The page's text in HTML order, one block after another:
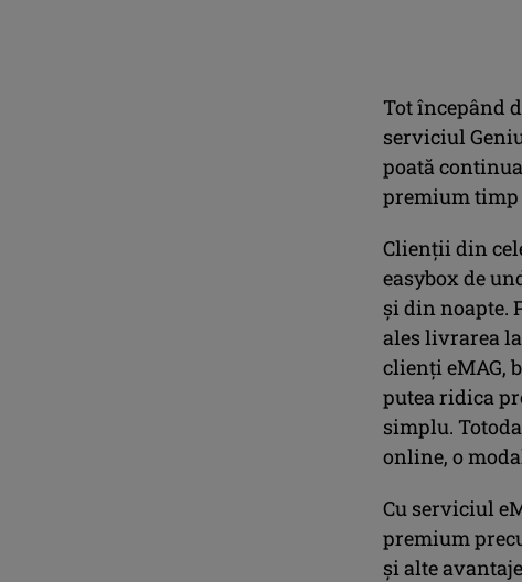
Tot începând
serviciul
poată
premium timp
Clienții din
easybox de
și din noapte.
ales livrarea
clienți eMAG,
putea ridica
simplu.
online, o
Cu serviciul
premium
și alte